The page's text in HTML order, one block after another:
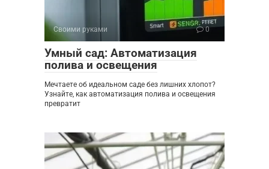
Своими руками 0
Умный сад: Автоматизация
полива и освещения
Мечтаете об идеальном саде без лишних хлопот?
Узнайте, как автоматизация полива и освещения
превратит